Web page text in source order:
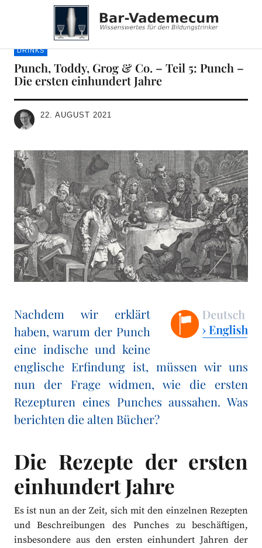
Bar-Vademecum
DRINKS
Punch, Toddy, Grog & Co. – Teil 5: Punch –
Die ersten einhundert Jahre
22. AUGUST 2021
Nachdem wir erklärt
haben, warum der Punch
eine indische und keine
englische Erfindung ist, müssen wir uns
nun der Frage widmen, wie die ersten
Rezepturen eines Punches aussahen. Was
berichten die alten Bücher?
Die Rezepte der ersten
einhundert Jahre
Es ist nun an der Zeit, sich mit den einzelnen Rezepten
und Beschreibungen des Punches zu beschäftigen,
insbesondere aus den ersten einhundert Jahren der